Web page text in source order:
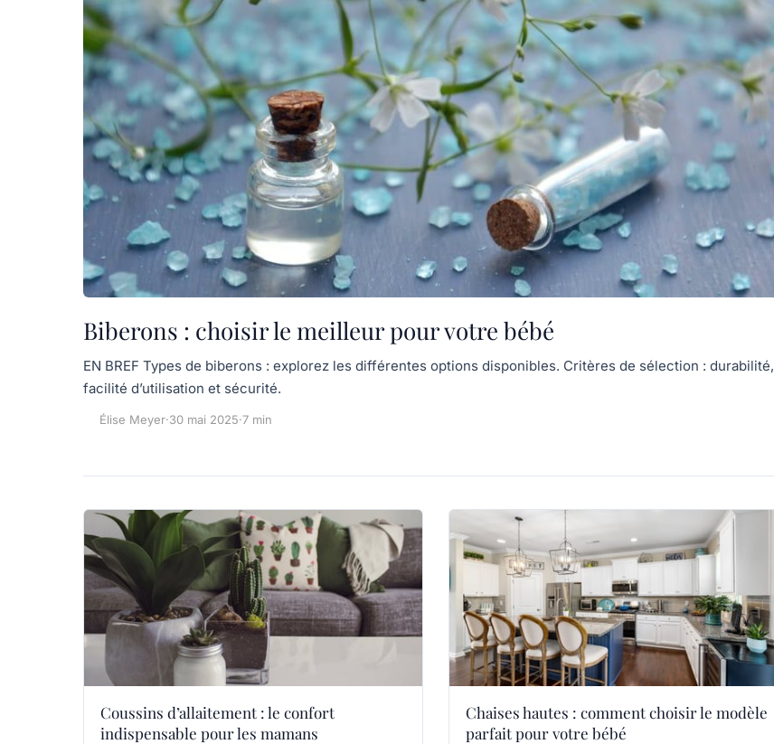
Biberons : choisir le meilleur pour votre bébé
EN BREF Types de biberons : explorez les différentes options disponibles. Critères de sélection : durabilité,
facilité d’utilisation et sécurité.
Élise Meyer·30 mai 2025·7 min
Coussins d’allaitement : le confort
indispensable pour les mamans
Chaises hautes : comment choisir le modèle
parfait pour votre bébé